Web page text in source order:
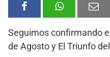
Seguimos confirmando
de Agosto y El Triunfo